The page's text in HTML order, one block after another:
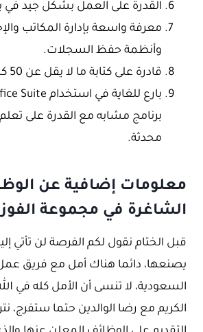
القدرة على العمل بشكل جيد في
معرفة واسعة بإدارة المكاتب
وأنظمة حفظ السجلات.
قادرة على كتابة ما لا يقل عن 50 كلمة في الدقيقة.
برنامج مشابه مع القدرة على
محدثة.
معلومات إضافية عن
الشاغرة في مجموعة
قبل الختام نقول لكم الفرصة لن تأتي
يصنعها، دائما هناك أمل مع فريق
السعودية، لا تنسى أن الأمل كله في
الكريم مع رضا الوالدين حتما ستفرج،